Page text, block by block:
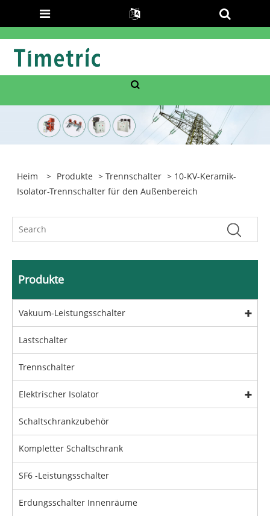
Heim > Produkte >Trennschalter > 10-KV-Keramik-
Isolator-Trennschalter für den Außenbereich
Produkte
Vakuum-Leistungsschalter
Lastschalter
Trennschalter
Elektrischer Isolator
Schaltschrankzubehör
Kompletter Schaltschrank
SF6 -Leistungsschalter
Erdungsschalter Innenräume